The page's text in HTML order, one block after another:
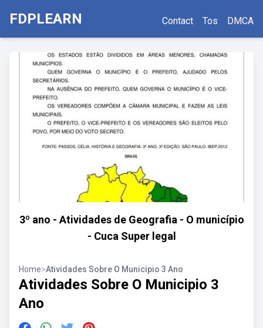
FDPLEARN Contact Tos DMCA
3º ano - Atividades de Geografia - O município
- Cuca Super legal
Home>Atividades Sobre O Municipio 3 Ano
Atividades Sobre O Municipio 3
Ano